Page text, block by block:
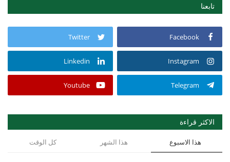
تابعنا
Facebook
Twitter
Instagram
Linkedin
Telegram
Youtube
الاكثر قراءة
هذا الاسبوع هذا الشهر كل الوقت